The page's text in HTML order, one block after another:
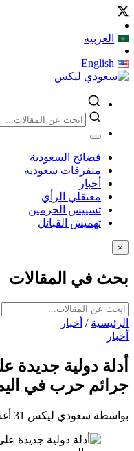
العربية
English
فضائح السعودية
متفرقات سعودية
أخبار
معتقلي الرأي
تسييس الحرمين
تهميش القبائل
×
بحث في المقالات
الرئيسية / أخبار
أخبار
أدلة دولية
جرائم حرب في
بواسطة سعودي ليكس 31 أغسطس، 2019